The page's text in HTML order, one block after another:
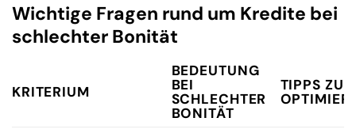
Wichtige Fragen rund um Kredite bei
schlechter Bonität
KRITERIUM
BEDEUTUNG
BEI
SCHLECHTER
BONITÄT
TIPPS ZUR